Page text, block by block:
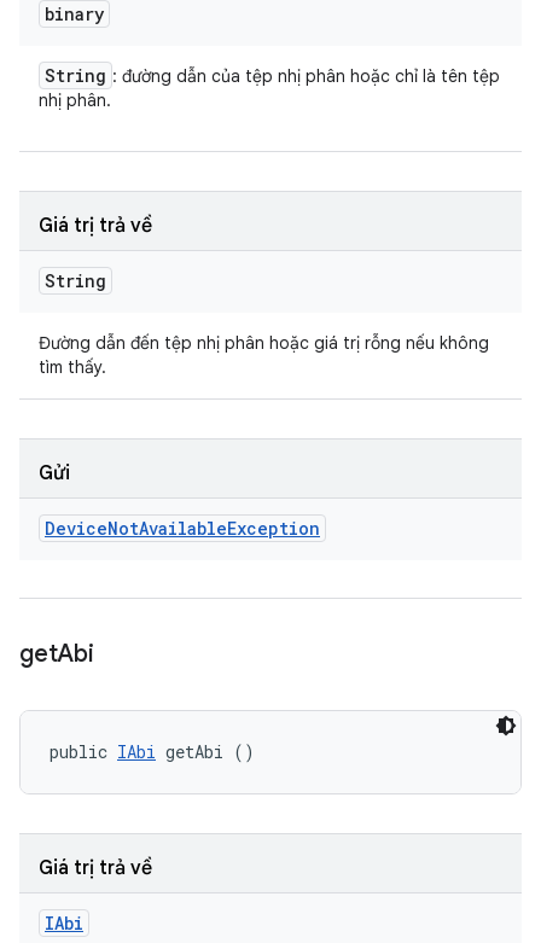
binary
String : đường dẫn của tệp nhị phân hoặc chỉ là tên tệp
nhị phân.
Giá trị trả về
String
Đường dẫn đến tệp nhị phân hoặc giá trị rỗng nếu không
tìm thấy.
Gửi
DeviceNotAvailableException
getAbi
public IAbi getAbi ()
Giá trị trả về
IAbi